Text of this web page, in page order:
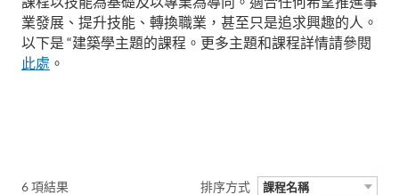
業發展、提升技能、轉換職業，甚至只是追求興趣的人。
以下是 “建築學主題的課程。更多主題和課程詳情請參閱
此處 。
6 項結果 排序方式 課程名稱